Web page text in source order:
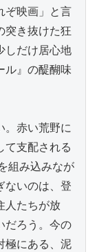
ぞ映画」と言
突き抜けた狂
しだけ居心地
ル』の醍醐味
。赤い荒野に
て支配される
組み込みなが
ないのは、登
人たちが放
だろう。今の
極にある、泥